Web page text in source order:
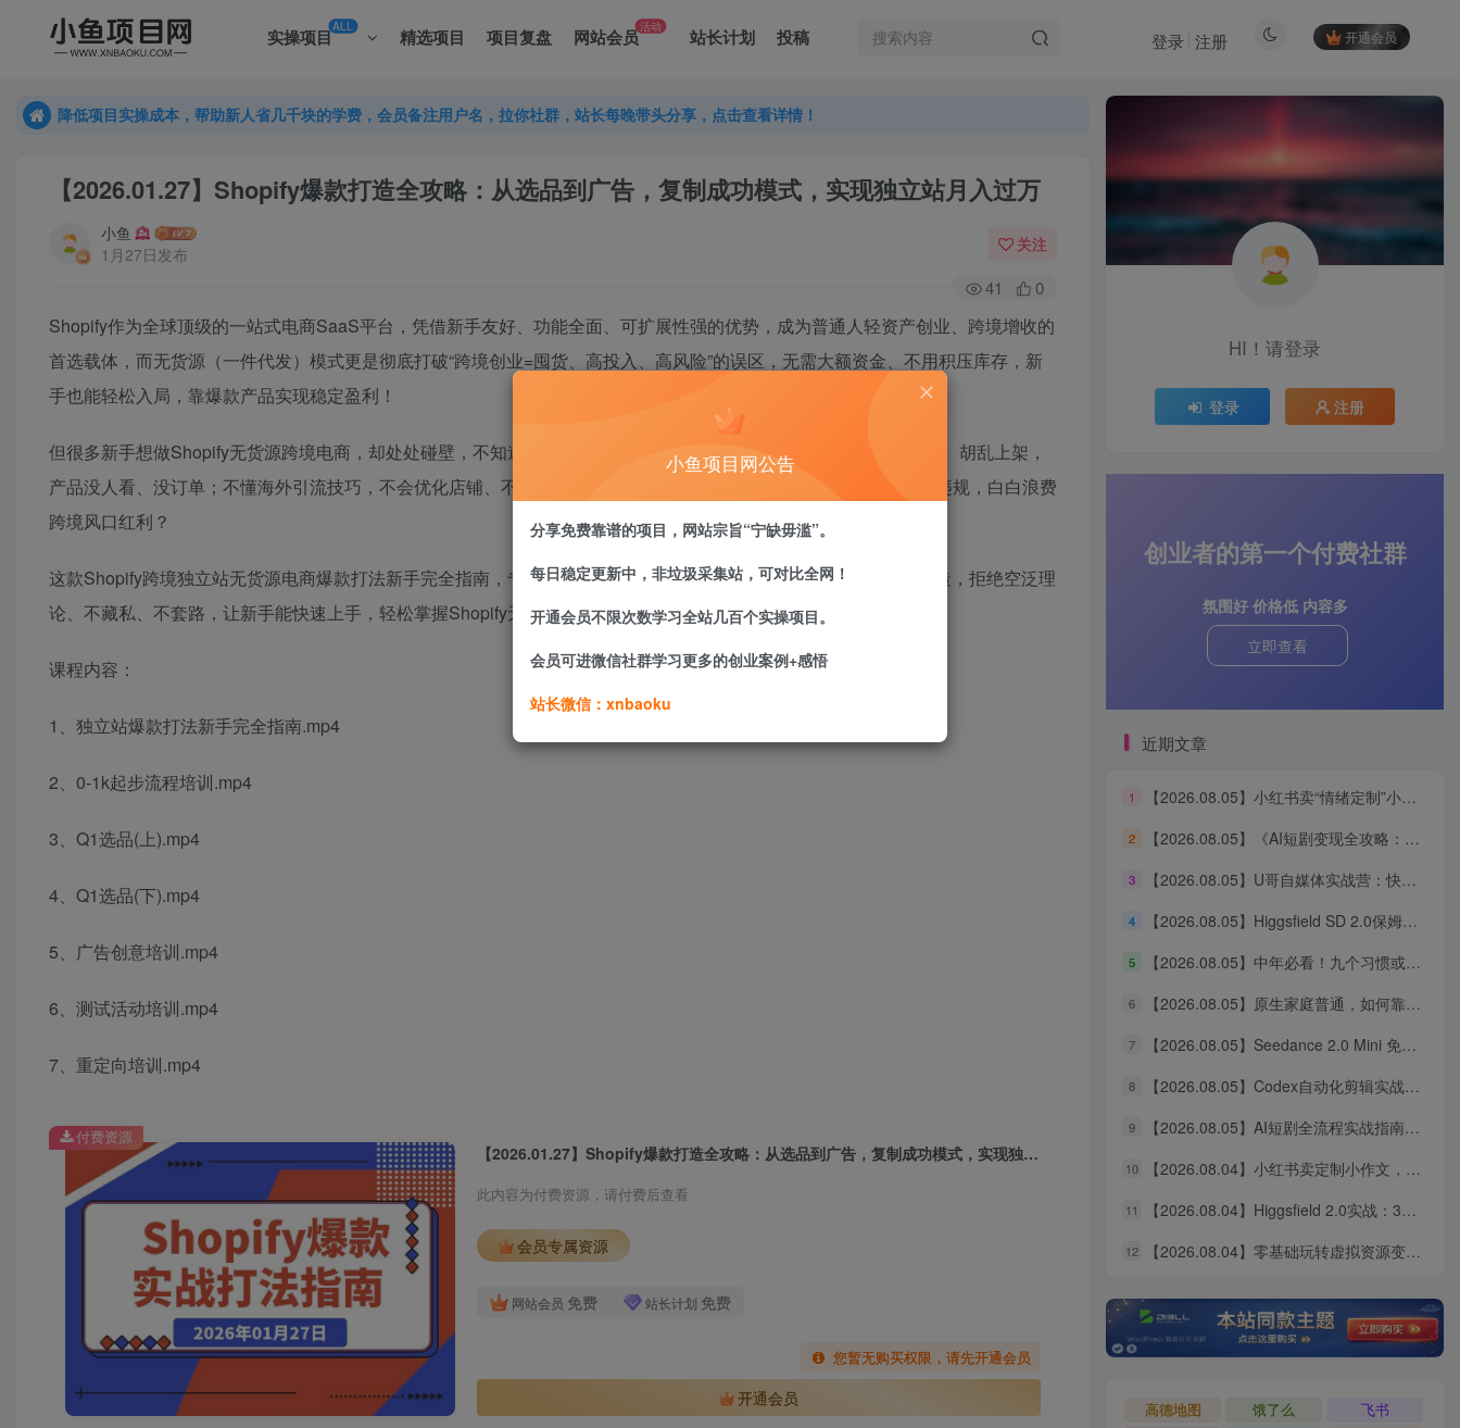
实操项目ALL 精选项目 项目复盘 网站会员活动 站长计划 投稿 开通会员
登录 注册
降低项目实操成本，帮助新人省几千块的学费，会员备注用户名，拉你社群，站长每晚带头分享，点击查看详情！
降低项目实操成本，帮助新人省几千块的学费，会员备注用户名，拉你社群，站长每晚带头分享，点击查看详情！
【2026.01.27】Shopify爆款打造全攻略：从选品到广告，复制成功模式，实现独立站月入过万
小鱼
1月27日发布
关注
41 0
Shopify作为全球顶级的一站式电商SaaS平台，凭借新手友好、功能全面、可扩展性强的优势，成为普通人轻资产创业、跨境增收的
首选载体，而无货源（一件代发）模式更是彻底打破“跨境创业=囤货、高投入、高风险”的误区，无需大额资金、不用积压库存，新
手也能轻松入局，靠爆款产品实现稳定盈利！
但很多新手想做Shopify无货源跨境电商，却处处碰壁，不知道无货源模式怎么操作，摸不透跨境爆款逻辑，盲目选品、胡乱上架，
产品没人看、没订单；不懂海外引流技巧，不会优化店铺、不会推广，有产品也卖不出去；甚至担心语言不通、合规违规，白白浪费
跨境风口红利？
这款Shopify跨境独立站无货源电商爆款打法新手完全指南，专为0基础跨境新手、副业探索者、轻资产创业者量身打造，拒绝空泛理
论、不藏私、不套路，让新手能快速上手，轻松掌握Shopify无货源爆款打法，解锁跨境电商增收新路径！
课程内容：
1、独立站爆款打法新手完全指南.mp4
2、0-1k起步流程培训.mp4
3、Q1选品(上).mp4
4、Q1选品(下).mp4
5、广告创意培训.mp4
6、测试活动培训.mp4
7、重定向培训.mp4
【2026.01.27】Shopify爆款打造全攻略：从选品到广告，复制成功模式，实现独立站月入过万
此内容为付费资源，请付费后查看
会员专属资源
网站会员 免费 站长计划 免费
您暂无购买权限，请先开通会员
开通会员
付费资源
HI！请登录
登录 注册
创业者的第一个付费社群
氛围好 价格低 内容多
立即查看
近期文章
1 【2026.08.05】小红书卖“情绪定制”小服务，客单价6.88-14.88，227天狂出2万+单，净赚13万+
2 【2026.08.05】《AI短剧变现全攻略：婆媳题材引爆女性流量，四大变现路径一次打通》
3 【2026.08.05】U哥自媒体实战营：快速起号、引爆流量、打造爆款内容能力
4 【2026.08.05】Higgsfield SD 2.0保姆级教程：3分钟真人AI影视剧从0到1完整实操
5 【2026.08.05】中年必看！九个习惯或能助你更长寿
6 【2026.08.05】原生家庭普通，如何靠个人努力实现阶层跃升？这几点建议值得收藏
7 【2026.08.05】Seedance 2.0 Mini 免费无限用：10秒视频、9图+3音频全解锁！
8 【2026.08.05】Codex自动化剪辑实战：DeepSeek V4 Pro多API联动，图文成片Skill全流程拆解
9 【2026.08.05】AI短剧全流程实战指南：从爆款拆解到成片交付，掌握高效工作流与审美进阶秘籍
10 【2026.08.04】小红书卖定制小作文，9.9元一单狂卖1万+，普通人的轻资产搞钱路子
11 【2026.08.04】Higgsfield 2.0实战：3分钟真人AI影视剧全流程拆解，14天无限生成秘籍
12 【2026.08.04】零基础玩转虚拟资源变现：四大赛道实操指南，手把手教你搭建个人盈利体系
高德地图 饿了么
飞书
小鱼项目网公告
分享免费靠谱的项目，网站宗旨“宁缺毋滥”。
每日稳定更新中，非垃圾采集站，可对比全网！
开通会员不限次数学习全站几百个实操项目。
会员可进微信社群学习更多的创业案例+感悟
站长微信：xnbaoku